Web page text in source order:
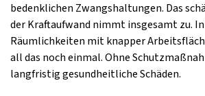
bedenklichen Zwangshaltungen. Das
der Kraftaufwand nimmt insgesamt zu.
Räumlichkeiten mit knapper
all das noch einmal. Ohne
langfristig gesundheitliche Schäden.